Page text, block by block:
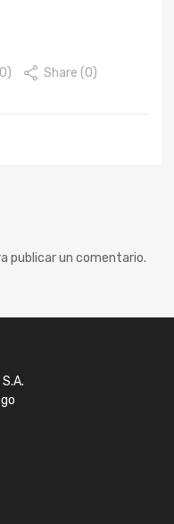
0) Share (0)
publicar un comentario.